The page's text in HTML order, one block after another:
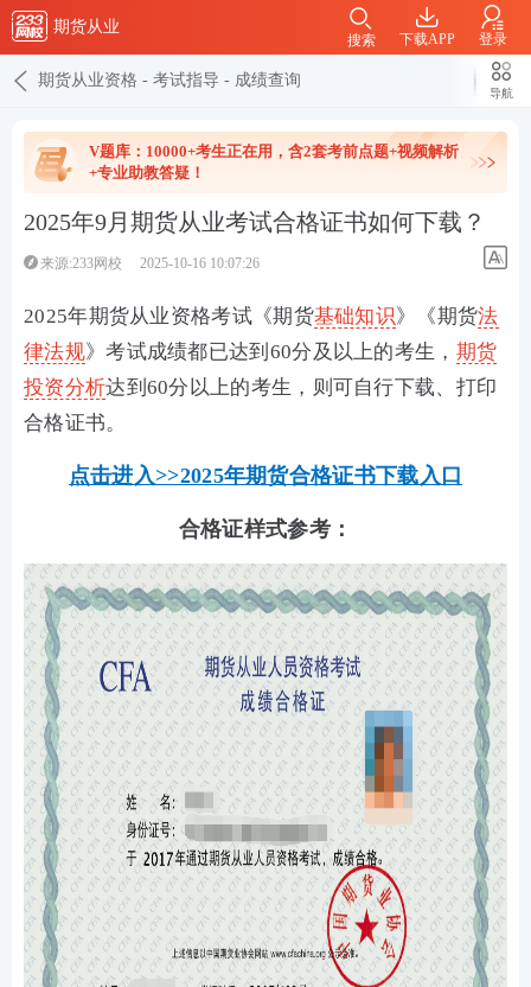
期货从业
下载APP 登录
搜索
期货从业资格 - 考试指导 - 成绩查询
导航
V题库：10000+考生正在用，含2套考前点题+视频解析
+专业助教答疑！
2025年9月期货从业考试合格证书如何下载？
来源:233网校 2025-10-16 10:07:26
2025年期货从业资格考试《期货基础知识》《期货法
律法规》考试成绩都已达到60分及以上的考生， 期货
投资分析达到60分以上的考生，则可自行下载、打印
合格证书。
点击进入>>2025年期货合格证书下载入口
合格证样式参考：